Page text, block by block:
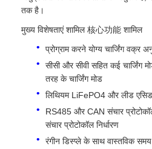
तक है।
मुख्य विशेषताएं शामिल 核心功能 शामिल
प्रोग्राम करने योग्य चार्जिंग
सीसी और सीवी सहित कई
तरह के चार्जिंग मोड
लिथियम LiFePO4 और लीड
RS485 और CAN संचार
संचार प्रोटोकॉल निर्धारण
रंगीन डिस्प्ले के साथ वास्तविक समय